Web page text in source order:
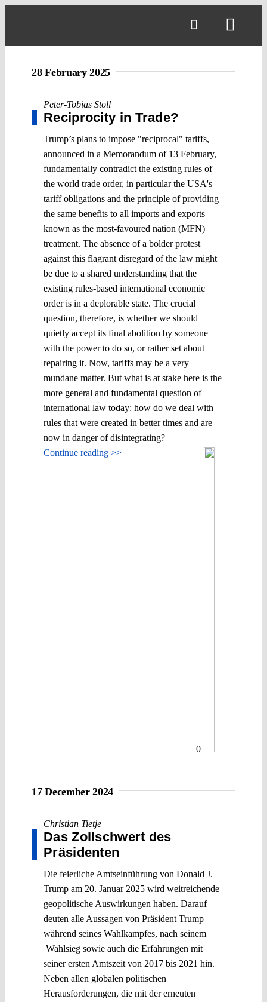
28 February 2025
Peter-Tobias Stoll
Reciprocity in Trade?
Trump’s plans to impose "reciprocal" tariffs,
announced in a Memorandum of 13 February,
fundamentally contradict the existing rules of
the world trade order, in particular the USA's
tariff obligations and the principle of providing
the same benefits to all imports and exports –
known as the most-favoured nation (MFN)
treatment. The absence of a bolder protest
against this flagrant disregard of the law might
be due to a shared understanding that the
existing rules-based international economic
order is in a deplorable state. The crucial
question, therefore, is whether we should
quietly accept its final abolition by someone
with the power to do so, or rather set about
repairing it. Now, tariffs may be a very
mundane matter. But what is at stake here is the
more general and fundamental question of
international law today: how do we deal with
rules that were created in better times and are
now in danger of disintegrating?
Continue reading >>
0
17 December 2024
Christian Tietje
Das Zollschwert des
Präsidenten
Die feierliche Amtseinführung von Donald J.
Trump am 20. Januar 2025 wird weitreichende
geopolitische Auswirkungen haben. Darauf
deuten alle Aussagen von Präsident Trump
während seines Wahlkampfes, nach seinem
Wahlsieg sowie auch die Erfahrungen mit
seiner ersten Amtszeit von 2017 bis 2021 hin.
Neben allen globalen politischen
Herausforderungen, die mit der erneuten